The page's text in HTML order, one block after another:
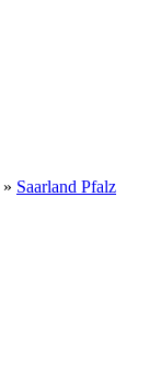
» Saarland Pfalz